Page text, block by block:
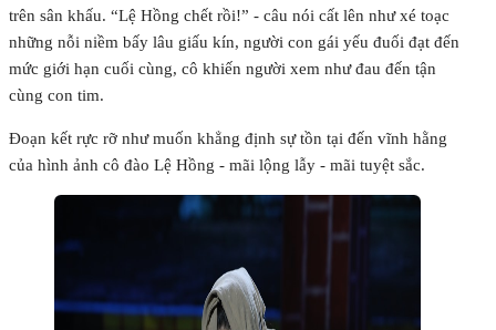
trên sân khấu. “Lệ Hồng chết rồi!” - câu nói cất lên như xé toạc
những nỗi niềm bấy lâu giấu kín, người con gái yếu đuối đạt đến
mức giới hạn cuối cùng, cô khiến người xem như đau đến tận
cùng con tim.
Đoạn kết rực rỡ như muốn khẳng định sự tồn tại đến vĩnh hằng
của hình ảnh cô đào Lệ Hồng - mãi lộng lẫy - mãi tuyệt sắc.